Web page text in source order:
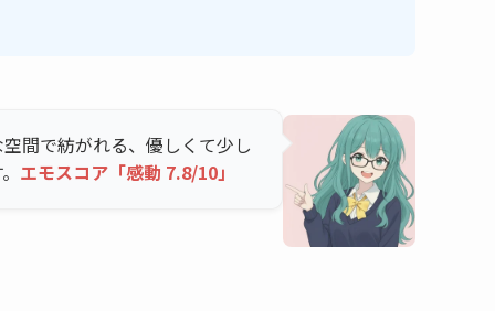
間で紡がれる、優しくて少し
エモスコア「感動 7.8/10」